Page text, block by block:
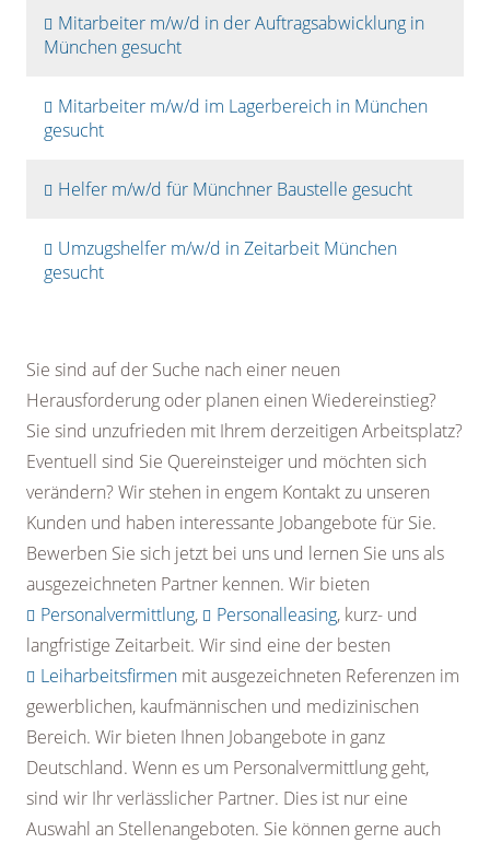
Mitarbeiter m/w/d in der Auftragsabwicklung in
München gesucht
Mitarbeiter m/w/d im Lagerbereich in München
gesucht
Helfer m/w/d für Münchner Baustelle gesucht
Umzugshelfer m/w/d in Zeitarbeit München
gesucht
Sie sind auf der Suche nach einer neuen
Herausforderung oder planen einen Wiedereinstieg?
Sie sind unzufrieden mit Ihrem derzeitigen Arbeitsplatz?
Eventuell sind Sie Quereinsteiger und möchten sich
verändern? Wir stehen in engem Kontakt zu unseren
Kunden und haben interessante Jobangebote für Sie.
Bewerben Sie sich jetzt bei uns und lernen Sie uns als
ausgezeichneten Partner kennen. Wir bieten
Personalvermittlung, Personalleasing, kurz- und
langfristige Zeitarbeit. Wir sind eine der besten
Leiharbeitsfirmen mit ausgezeichneten Referenzen im
gewerblichen, kaufmännischen und medizinischen
Bereich. Wir bieten Ihnen Jobangebote in ganz
Deutschland. Wenn es um Personalvermittlung geht,
sind wir Ihr verlässlicher Partner. Dies ist nur eine
Auswahl an Stellenangeboten. Sie können gerne auch